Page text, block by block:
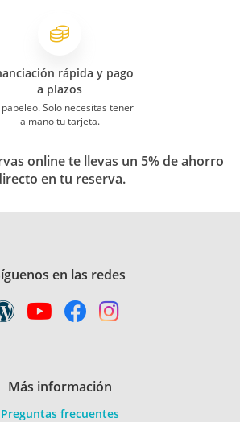
rápida y pago
a plazos
papeleo. Solo necesitas tener
a mano tu tarjeta.
online te llevas un 5% de ahorro
en tu reserva.
en las redes
Más información
Preguntas frecuentes